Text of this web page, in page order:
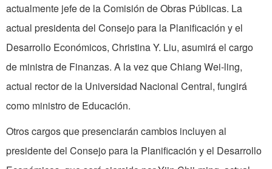
actualmente jefe de la Comisión de Obras Públicas. La
actual presidenta del Consejo para la Planificación y el
Desarrollo Económicos, Christina Y. Liu, asumirá el cargo
de ministra de Finanzas. A la vez que Chiang Wei-ling,
actual rector de la Universidad Nacional Central, fungirá
como ministro de Educación.
Otros cargos que presenciarán cambios incluyen al
presidente del Consejo para la Planificación y el Desarrollo